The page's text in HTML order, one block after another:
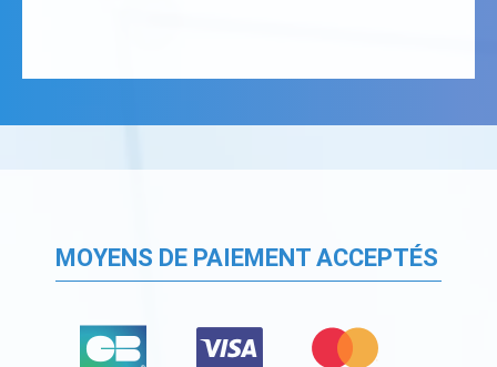
MOYENS DE PAIEMENT ACCEPTÉS